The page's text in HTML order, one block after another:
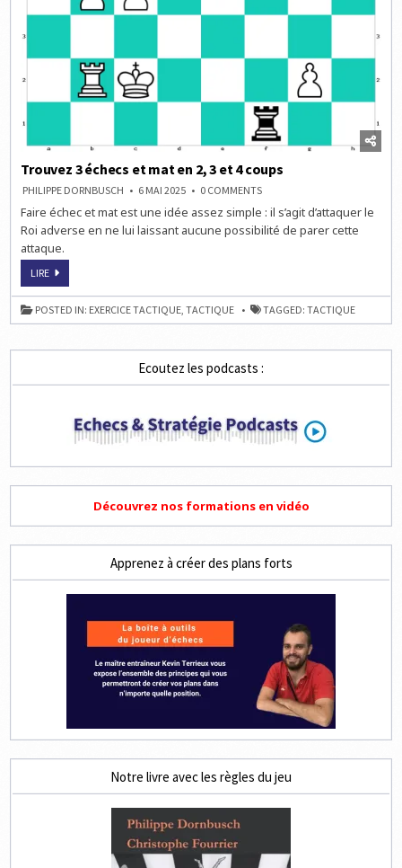
Trouvez 3 échecs et mat en 2, 3 et 4 coups
PHILIPPE DORNBUSCH 6 MAI 2025 0 COMMENTSON
3
ÉCHECS
ET
4
COUPS
Faire échec et mat est une idée assez simple : il s’agit d’attaquer le
Roi adverse en ne lui laissant aucune possibilité de parer cette
attaque.
LIRETROUVEZ
ÉCHECS
ET
MAT
EN
3
POSTED IN: EXERCICE TACTIQUE ,TACTIQUE TAGGED:TACTIQUE
Ecoutez les podcasts :
Découvrez nos formations en vidéo
Apprenez à créer des plans forts
Notre livre avec les règles du jeu